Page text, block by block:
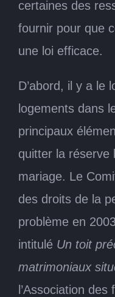
certaines des
fournir pour que
une loi efficace.
D’abord, il y a le
logements dans
principaux
quitter la réserve
mariage. Le
des droits de la
problème en
intitulé Un toit
matrimoniaux
l’Association